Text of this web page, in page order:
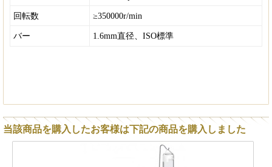
回転数 ≥350000r/min
バー 1.6mm直径、 ISO標準
当該商品を購入したお客様は下記の商品を購入しました